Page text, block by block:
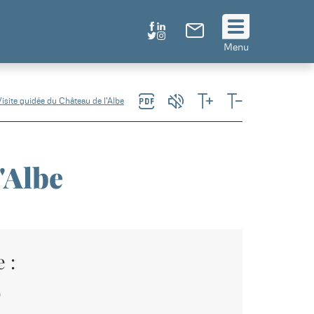
!
Menu
guidée du Château de l'Albe
: